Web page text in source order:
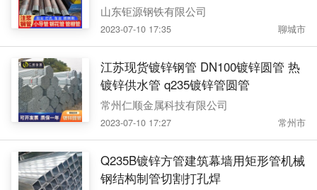
山东钜源钢铁有限公司
2023-07-10 17:35 聊城市
江苏现货镀锌钢管 DN100镀锌圆管 热
镀锌供水管 q235镀锌管圆管
常州仁顺金属科技有限公司
2023-07-10 17:27 常州市
Q235B镀锌方管建筑幕墙用矩形管机械
钢结构制管切割打孔焊